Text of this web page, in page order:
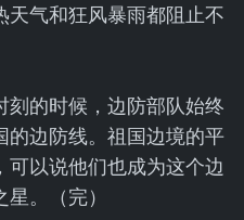
气和狂风暴雨都阻止不
的时候，边防部队始终
的边防线。祖国边境的平
以说他们也成为这个边
。（完）